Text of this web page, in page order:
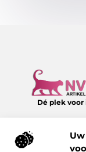
Dé plek
dagelijks leven